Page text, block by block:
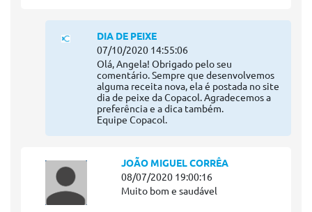
DIA DE PEIXE
07/10/2020 14:55:06
Olá, Angela! Obrigado pelo seu
comentário. Sempre que desenvolvemos
alguma receita nova, ela é postada no site
dia de peixe da Copacol. Agradecemos a
preferência e a dica também.
Equipe Copacol.
JOÃO MIGUEL CORRÊA
08/07/2020 19:00:16
Muito bom e saudável